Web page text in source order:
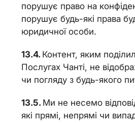
порушує право на
порушує будь-які права
юридичної особи.
Контент, яким
Послугах Чанті, не
чи погляду з будь-якого
Ми не несемо
які прямі, непрямі чи